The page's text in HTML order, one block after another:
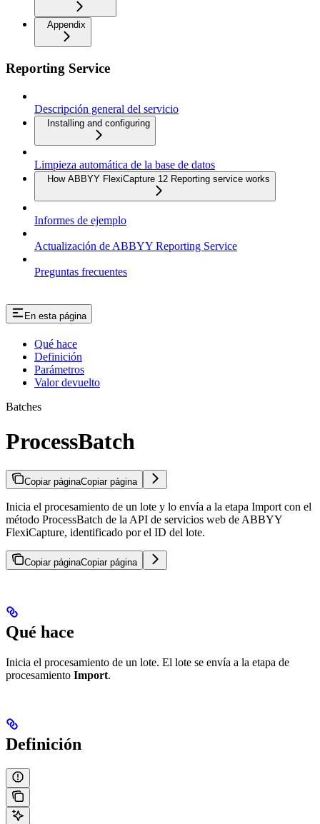
Appendix
Reporting Service
Descripción general del servicio
Installing and configuring
Limpieza automática de la base de datos
How ABBYY FlexiCapture 12 Reporting service works
Informes de ejemplo
Actualización de ABBYY Reporting Service
Preguntas frecuentes
En esta página
Qué hace
Definición
Parámetros
Valor devuelto
Batches
ProcessBatch
Copiar páginaCopiar página
Inicia el procesamiento de un lote y lo envía a la etapa Import con el
método ProcessBatch de la API de servicios web de ABBYY
FlexiCapture, identificado por el ID del lote.
Copiar páginaCopiar página
Qué hace
Inicia el procesamiento de un lote. El lote se envía a la etapa de
procesamiento Import.
Definición